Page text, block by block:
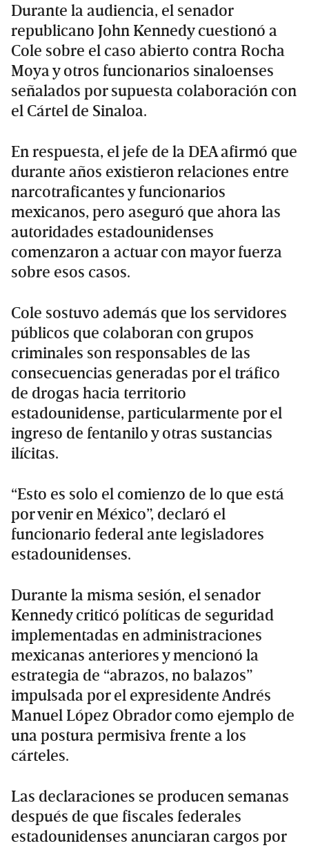
Durante la audiencia, el senador
republicano John Kennedy cuestionó a
Cole sobre el caso abierto contra Rocha
Moya y otros funcionarios sinaloenses
señalados por supuesta colaboración con
el Cártel de Sinaloa.
En respuesta, el jefe de la DEA afirmó que
durante años existieron relaciones entre
narcotraficantes y funcionarios
mexicanos, pero aseguró que ahora las
autoridades estadounidenses
comenzaron a actuar con mayor fuerza
sobre esos casos.
Cole sostuvo además que los servidores
públicos que colaboran con grupos
criminales son responsables de las
consecuencias generadas por el tráfico
de drogas hacia territorio
estadounidense, particularmente por el
ingreso de fentanilo y otras sustancias
ilícitas.
“Esto es solo el comienzo de lo que está
por venir en México”, declaró el
funcionario federal ante legisladores
estadounidenses.
Durante la misma sesión, el senador
Kennedy criticó políticas de seguridad
implementadas en administraciones
mexicanas anteriores y mencionó la
estrategia de “abrazos, no balazos”
impulsada por el expresidente Andrés
Manuel López Obrador como ejemplo de
una postura permisiva frente a los
cárteles.
Las declaraciones se producen semanas
después de que fiscales federales
estadounidenses anunciaran cargos por